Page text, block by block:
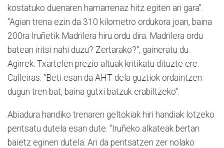
kostatuko duenaren hamarrenaz hitz egiten ari gara".
"Agian trena ezin da 310 kilometro ordukora joan, baina
200ra Iruñetik Madrilera hiru ordu dira. Madrilera ordu
batean iritsi nahi duzu? Zertarako?", gaineratu du
Agirrek. Txartelen prezio altuak kritikatu dituzte ere.
Calleiras: "Beti esan da AHT dela guztiok ordaintzen
dugun tren bat, baina gutxi batzuk erabiltzeko".
Abiadura handiko trenaren geltokiak hiri handiak lotzeko
pentsatu dutela esan dute. "Iruñeko alkateak bertan
baietz eginen dutela. Ari da pentsatzen zer nolako